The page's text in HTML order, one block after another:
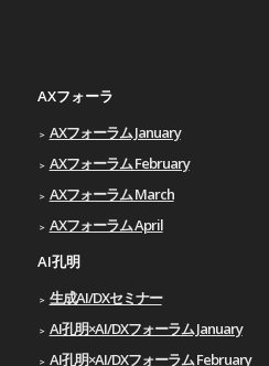
AXフォーラ
AXフォーラム January
AXフォーラム February
AXフォーラム March
AXフォーラム April
AI孔明
生成AI/DXセミナー
AI孔明×AI/DXフォーラム January
AI孔明×AI/DXフォーラム February